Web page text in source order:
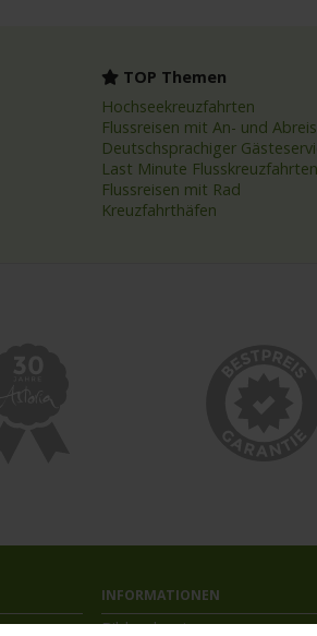
TOP Themen
Hochseekreuzfahrten
Flussreisen mit An- und
Deutschsprachiger
Last Minute Flusskreuzfahrten
Flussreisen mit Rad
Kreuzfahrthäfen
INFORMATIONEN
Bildnachweise